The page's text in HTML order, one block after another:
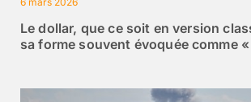
Le dollar, que ce soit en version
sa forme souvent évoquée comme